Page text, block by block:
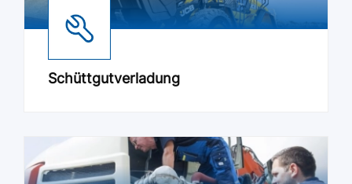
Schüttgutverladung